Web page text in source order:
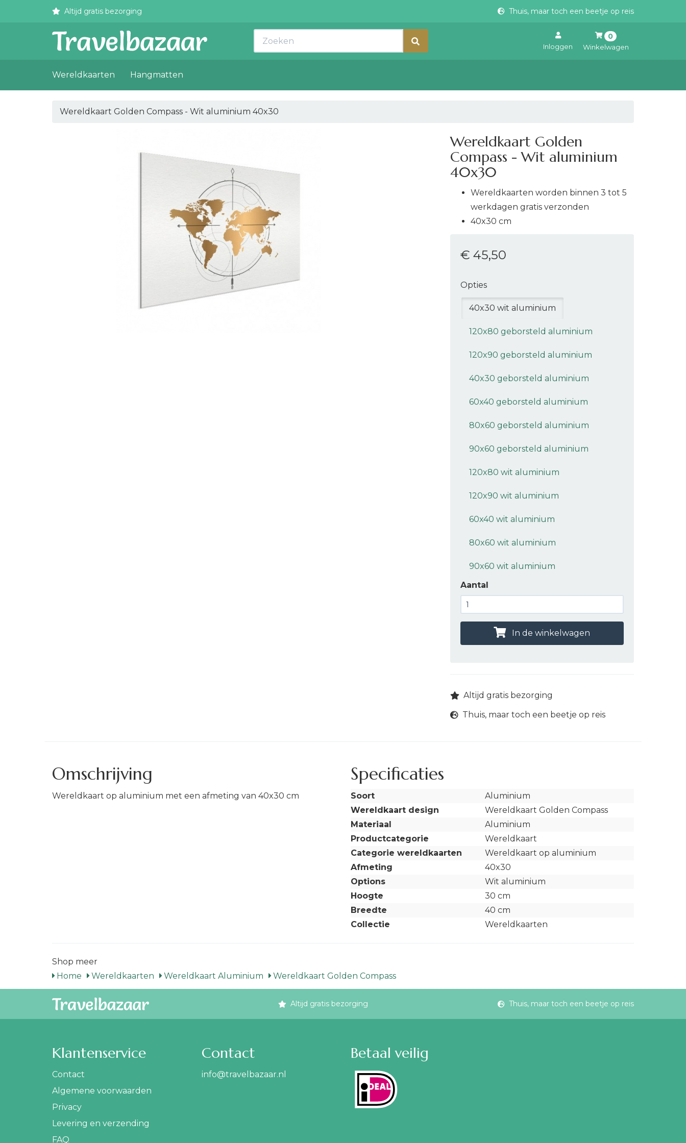
Altijd gratis bezorging Thuis, maar toch een beetje op reis
Zoeken
Inloggen
0
Winkelwagen
Wereldkaarten Hangmatten
Wereldkaart Golden Compass - Wit aluminium 40x30
Wereldkaart Golden
Compass - Wit aluminium
40x30
Wereldkaarten worden binnen 3 tot 5
werkdagen gratis verzonden
40x30 cm
€ 45,50
Opties
40x30 wit aluminium
120x80 geborsteld aluminium
120x90 geborsteld aluminium
40x30 geborsteld aluminium
60x40 geborsteld aluminium
80x60 geborsteld aluminium
90x60 geborsteld aluminium
120x80 wit aluminium
120x90 wit aluminium
60x40 wit aluminium
80x60 wit aluminium
90x60 wit aluminium
Aantal
In de winkelwagen
Altijd gratis bezorging
Thuis, maar toch een beetje op reis
Omschrijving
Wereldkaart op aluminium met een afmeting van 40x30 cm
Specificaties
Soort
Aluminium
Wereldkaart design
Wereldkaart Golden Compass
Materiaal
Aluminium
Productcategorie
Wereldkaart
Categorie wereldkaarten
Wereldkaart op aluminium
Afmeting
40x30
Options
Wit aluminium
Hoogte
30 cm
Breedte
40 cm
Collectie
Wereldkaarten
Shop meer
Home
Wereldkaarten Wereldkaart Aluminium Wereldkaart Golden Compass
Altijd gratis bezorging Thuis, maar toch een beetje op reis
Klantenservice
Contact
Algemene voorwaarden
Privacy
Levering en verzending
FAQ
Contact
info@travelbazaar.nl
Betaal veilig